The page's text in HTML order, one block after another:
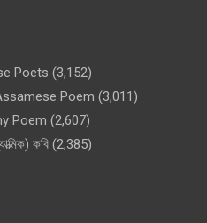
Poets (3,152)
Poem (3,011)
Poem (2,607)
কবি (2,385)